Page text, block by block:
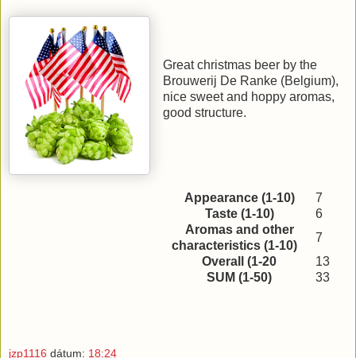
Great christmas beer by the
Brouwerij De Ranke (Belgium),
nice sweet and hoppy aromas,
good structure.
Appearance (1-10)
7
Taste (1-10)
6
Aromas and other
characteristics (1-10)
7
Overall (1-20
13
SUM (1-50)
33
jzp1116 dátum: 18:24